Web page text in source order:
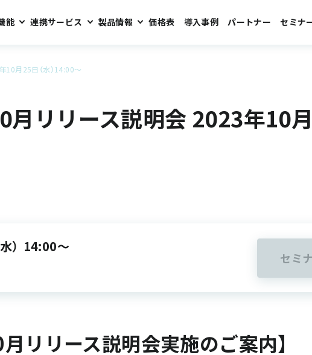
能 連携サービス 製品情報 価格表 導入事例 パートナー セミナ
月25日（水）14:00～
リリース説明会 2023年10月
） 14:00～
セミ
リリース説明会実施のご案内】